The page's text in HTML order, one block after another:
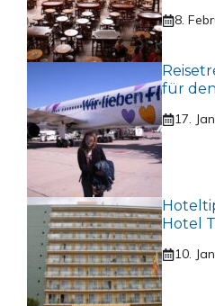
8.
für
17.
Hotel
10.